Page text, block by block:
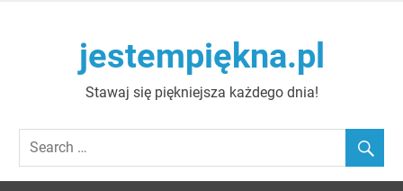
jestempiękna.pl
Stawaj się piękniejsza każdego dnia!